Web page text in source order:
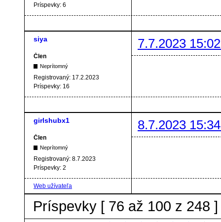
Príspevky: 6
siya 7.7.2023
Člen
Neprítomný
Registrovaný: 17.2.2023
Príspevky: 16
girlshubx1 8.7.2023
Člen
Neprítomný
Registrovaný: 8.7.2023
Príspevky: 2
Web užívateľa
Príspevky [ 76 až 100 z 248 ]